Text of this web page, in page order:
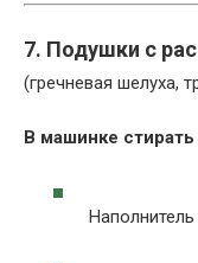
7. Подушки с
(гречневая шелуха,
В машинке стирать